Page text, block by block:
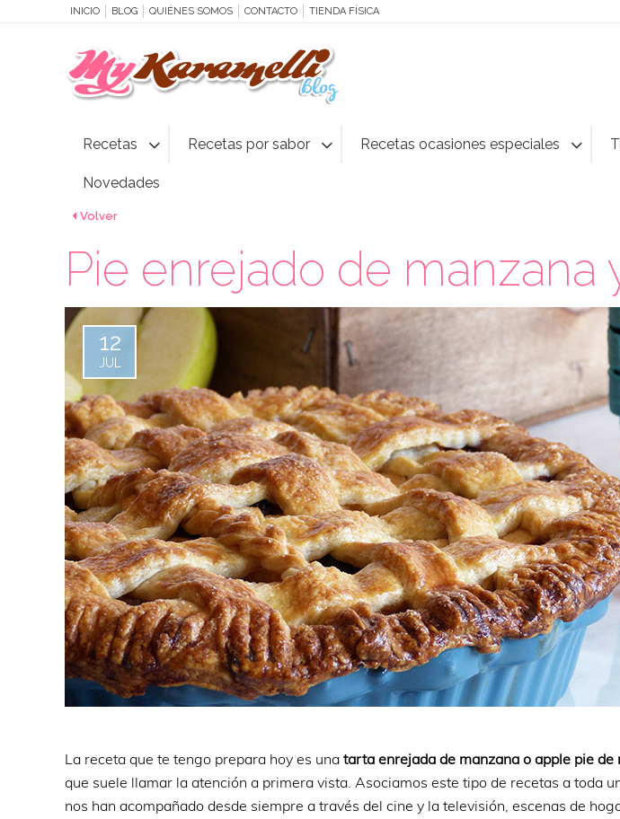
INICIO BLOG QUIÉNES SOMOS CONTACTO TIENDA FÍSICA
Recetas Recetas por sabor Recetas ocasiones especiales
Novedades
Volver
Pie enrejado de manzana
12
JUL
La receta que te tengo prepara hoy es una tarta enrejada de manzana o apple pie de
que suele llamar la atención a primera vista. Asociamos este tipo de recetas a toda
nos han acompañado desde siempre a través del cine y la televisión, escenas de